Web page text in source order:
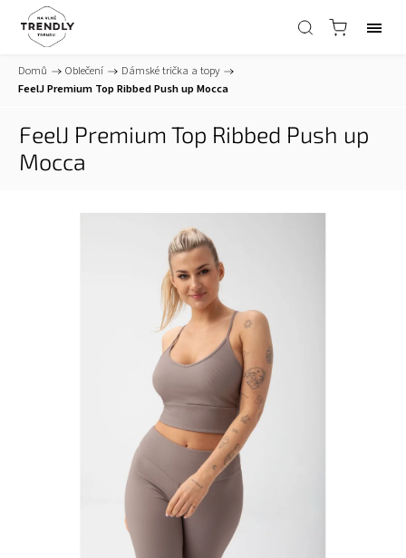
Domů / Oblečení / Dámské trička a topy /
FeelJ Premium Top Ribbed Push up Mocca
FeelJ Premium Top Ribbed Push up
Mocca